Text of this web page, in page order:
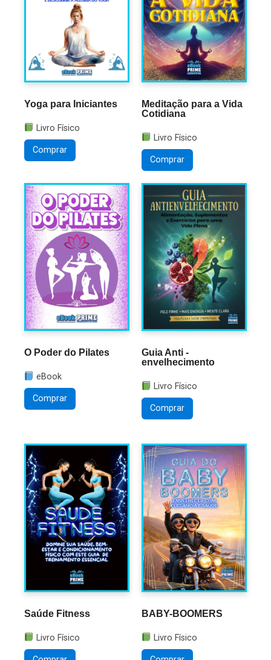
Yoga para Iniciantes
Livro Físico
Comprar
Meditação para a Vida
Cotidiana
Livro Físico
Comprar
O Poder do Pilates
eBook
Comprar
Guia Anti -
envelhecimento
Livro Físico
Comprar
Saúde Fitness
Livro Físico
BABY-BOOMERS
Livro Físico